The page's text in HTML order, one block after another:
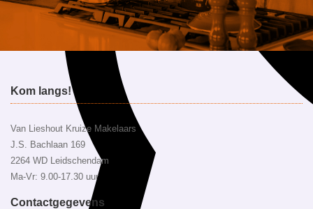
Kom langs!
Van Lieshout Kruize Makelaars
J.S. Bachlaan 169
2264 WD Leidschendam
Ma-Vr: 9.00-17.30 uur
Contactgegevens